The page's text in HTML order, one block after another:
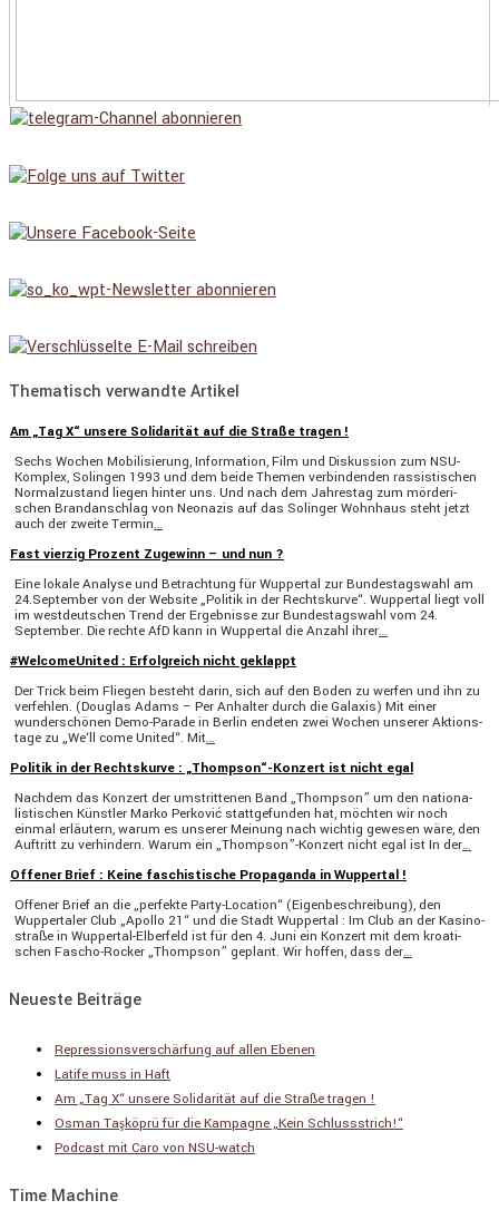
Thematisch verwandte Artikel
Am „Tag X“ unsere Solidarität auf die Straße tragen !
Sechs Wochen Mobili­sie­rung, Infor­ma­tion, Film und Diskus­sion zum NSU-
Komplex, Solingen 1993 und dem beide Themen verbin­denden rassis­ti­schen
Normal­zu­stand liegen hinter uns. Und nach dem Jahrestag zum mörde­ri­
schen Brand­an­schlag von Neonazis auf das Solinger Wohnhaus steht jetzt
auch der zweite Termin…
Fast vierzig Prozent Zugewinn – und nun ?
Eine lokale Analyse und Betrach­tung für Wuppertal zur Bundes­tags­wahl am
24.September von der Website „Politik in der Rechts­kurve“. Wuppertal liegt voll
im westdeut­schen Trend der Ergeb­nisse zur Bundes­tags­wahl vom 24.
September. Die rechte AfD kann in Wuppertal die Anzahl ihrer…
#WelcomeUnited : Erfolgreich nicht geklappt
Der Trick beim Fliegen besteht darin, sich auf den Boden zu werfen und ihn zu
verfehlen. (Douglas Adams – Per Anhalter durch die Galaxis) Mit einer
wunder­schönen Demo-Parade in Berlin endeten zwei Wochen unserer Aktions­
tage zu „We‘ll come United“. Mit…
Politik in der Rechtskurve : „Thompson“-Konzert ist nicht egal
Nachdem das Konzert der umstrit­tenen Band „Thompson” um den natio­na­
lis­ti­schen Künstler Marko Perković statt­ge­funden hat, möchten wir noch
einmal erläu­tern, warum es unserer Meinung nach wichtig gewesen wäre, den
Auftritt zu verhin­dern. Warum ein „Thompson”-Konzert nicht egal ist In der…
Offener Brief : Keine faschistische Propaganda in Wuppertal !
Offener Brief an die „perfekte Party-Location“ (Eigen­be­schrei­bung), den
Wupper­taler Club „Apollo 21“ und die Stadt Wuppertal : Im Club an der Kasino­
straße in Wuppertal-Elber­­feld ist für den 4. Juni ein Konzert mit dem kroati­
schen Fascho-Rocker „Thompson” geplant. Wir hoffen, dass der…
Neueste Beiträge
Repressionsverschärfung auf allen Ebenen
Latife muss in Haft
Am „Tag X“ unsere Solidarität auf die Straße tragen !
Osman Taşköprü für die Kampagne „Kein Schlussstrich!“
Podcast mit Caro von NSU-watch
Time Machine